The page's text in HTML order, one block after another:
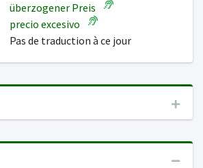
überzogener Preis
precio excesivo
Pas de traduction à ce jour